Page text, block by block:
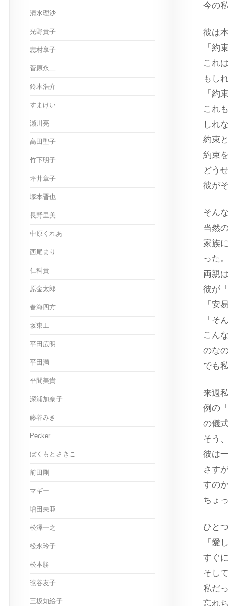
今の
彼は
「約
これ
もし
「約
これ
しれ
約束
約束
どう
彼が
そん
当然
家族
った
両親
彼が
「安
「そ
こん
のな
でも
来週
例の
の儀
そう
彼は
さす
すの
ちょ
ひと
「愛
すぐ
そし
私だ
忘れ
清水理沙
光野貴子
志村享子
菅原永二
鈴木浩介
すまけい
瀬川亮
高田聖子
竹下明子
坪井章子
塚本晋也
長野里美
中原くれあ
西尾まり
仁科貴
原金太郎
春海四方
坂東工
平田広明
平田満
平間美貴
深浦加奈子
藤谷みき
Pecker
ぼくもとさきこ
前田剛
マギー
増田未亜
松澤一之
松永玲子
松本勝
毬谷友子
三坂知絵子